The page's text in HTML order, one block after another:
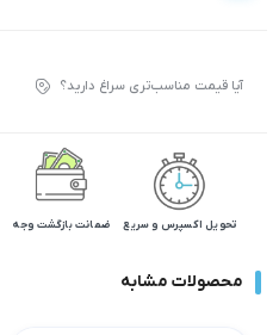
آیا قیمت مناسب‌تری سراغ دارید؟
تحویل اکسپرس و سریع ضمانت بازگشت وجه
محصولات مشابه